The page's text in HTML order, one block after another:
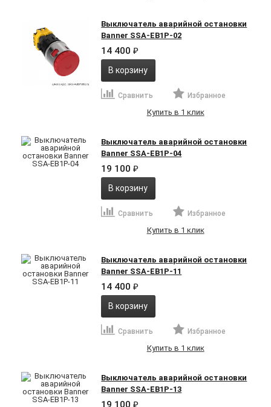
Выключатель аварийной остановки
Banner SSA-EB1P-02
14 400₽
В корзину
Сравнить Избранное
Купить в 1 клик
Выключатель аварийной остановки
Banner SSA-EB1P-04
19 100₽
В корзину
Сравнить Избранное
Купить в 1 клик
Выключатель аварийной остановки
Banner SSA-EB1P-11
14 400₽
В корзину
Сравнить Избранное
Купить в 1 клик
Выключатель аварийной остановки
Banner SSA-EB1P-13
19 100₽